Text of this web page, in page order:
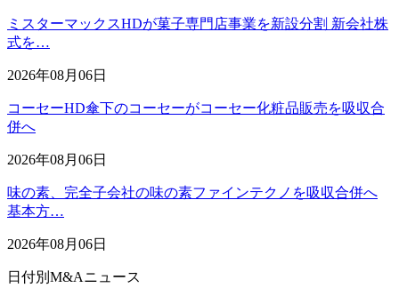
ミスターマックスHDが菓子専門店事業を新設分割 新会社株
式を…
2026年08月06日
コーセーHD傘下のコーセーがコーセー化粧品販売を吸収合
併へ
2026年08月06日
味の素、完全子会社の味の素ファインテクノを吸収合併へ
基本方…
2026年08月06日
日付別M&Aニュース